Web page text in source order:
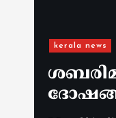
kerala news